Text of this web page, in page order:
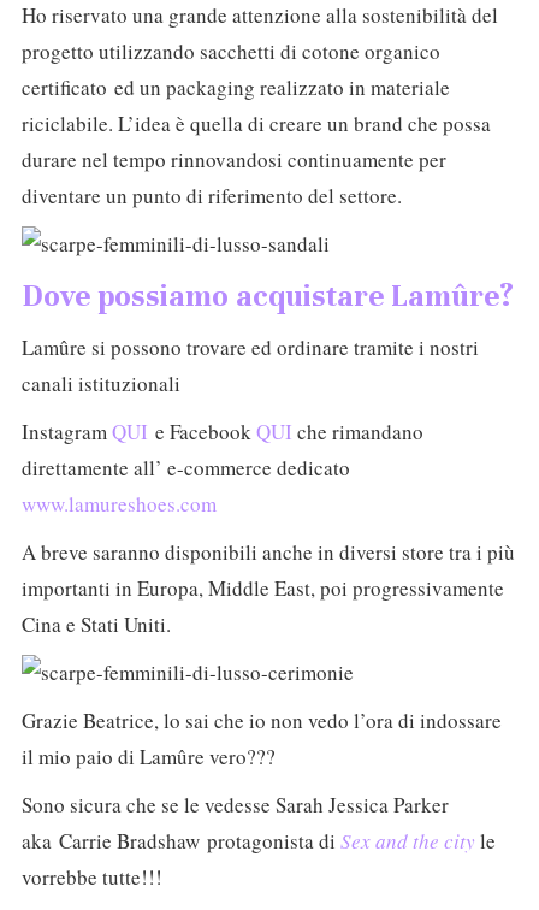
Ho riservato una grande attenzione alla sostenibilità del
progetto utilizzando sacchetti di cotone organico
certificato ed un packaging realizzato in materiale
riciclabile. L’idea è quella di creare un brand che possa
durare nel tempo rinnovandosi continuamente per
diventare un punto di riferimento del settore.
Dove possiamo acquistare Lamûre?
Lamûre si possono trovare ed ordinare tramite i nostri
canali istituzionali
InstagramQUI e FacebookQUI che rimandano
direttamente all’ e-commerce dedicato
www.lamureshoes.com
A breve saranno disponibili anche in diversi store tra i più
importanti in Europa, Middle East, poi progressivamente
Cina e Stati Uniti.
Grazie Beatrice, lo sai che io non vedo l’ora di indossare
il mio paio di Lamûre vero???
Sono sicura che se le vedesse Sarah Jessica Parker
aka Carrie Bradshaw protagonista di Sex and the city le
vorrebbe tutte!!!